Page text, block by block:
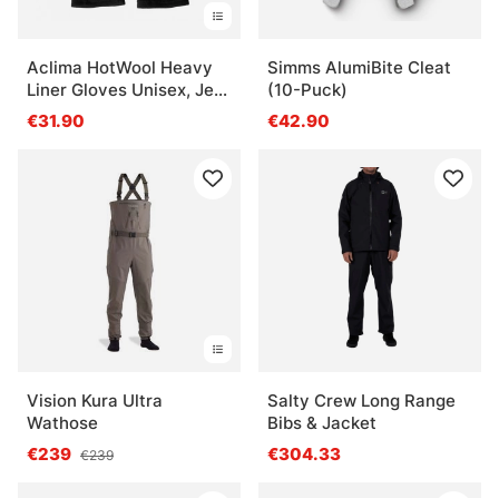
Aclima HotWool Heavy
Liner Gloves Unisex, Jet
Black
€31.90
Simms AlumiBite Cleat
(10-Puck)
€42.90
Vision Kura Ultra
Wathose
€239 €239
Salty Crew Long Range
Bibs & Jacket
€304.33